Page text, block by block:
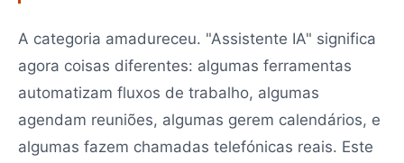
A categoria amadureceu. "Assistente IA" significa
agora coisas diferentes: algumas ferramentas
automatizam fluxos de trabalho, algumas
agendam reuniões, algumas gerem calendários, e
algumas fazem chamadas telefónicas reais. Este